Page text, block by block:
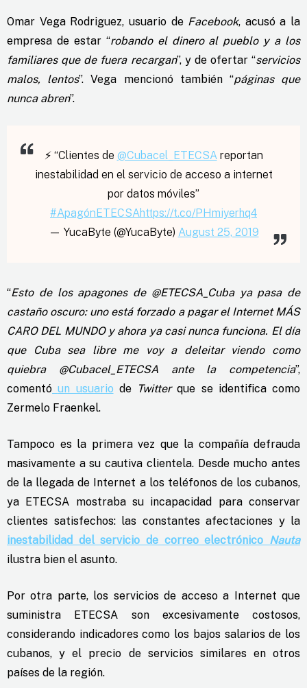
Omar Vega Rodriguez, usuario de Facebook, acusó a la
empresa de estar “robando el dinero al pueblo y a los
familiares que de fuera recargan”, y de ofertar “servicios
malos, lentos”. Vega mencionó también “páginas que
nunca abren”.
⚡️ “Clientes de @Cubacel_ETECSAreportan
inestabilidad en el servicio de acceso a internet
por datos móviles”
#ApagónETECSAhttps://t.co/PHmiyerhq4
— YucaByte (@YucaByte) August 25, 2019
“Esto de los apagones de @ETECSA_Cuba ya pasa de
castaño oscuro: uno está forzado a pagar el Internet MÁS
CARO DEL MUNDO y ahora ya casi nunca funciona. El día
que Cuba sea libre me voy a deleitar viendo como
quiebra @Cubacel_ETECSA ante la competencia”,
comentó un usuario de Twitterque se identifica como
Zermelo Fraenkel.
Tampoco es la primera vez que la compañía defrauda
masivamente a su cautiva clientela. Desde mucho antes
de la llegada de Internet a los teléfonos de los cubanos,
ya ETECSA mostraba su incapacidad para conservar
clientes satisfechos: las constantes afectaciones y la
inestabilidad del servicio de correo electrónico Nauta
ilustra bien el asunto.
Por otra parte, los servicios de acceso a Internet que
suministra ETECSA son
excesivamente costosos,
considerando indicadores como los bajos salarios de los
cubanos, y el precio de servicios similares en otros
países de la región.